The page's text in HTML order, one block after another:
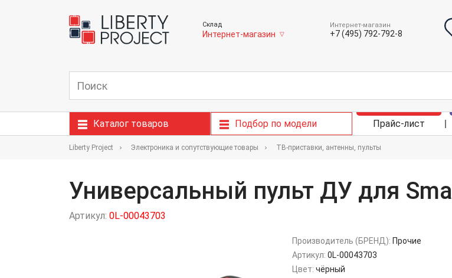
Склад
Интернет-магазин ▽
Интернет-магазин
+7 (495) 792-792-8
Каталог товаров Подбор по модели Прайс-лист
Liberty Project Электроника и сопутствующие товары ТВ-приставки, антенны, пульты
Универсальный пульт ДУ для
Артикул: 0L-00043703
Производитель (БРЕНД): Прочие
Артикул: 0L-00043703
Цвет: чёрный